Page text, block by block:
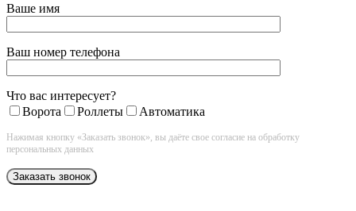
Ваше имя
Ваш номер телефона
Что вас интересует?
Ворота
Роллеты Автоматика
Нажимая кнопку «Заказать звонок», вы даёте свое согласие на обработку
персональных данных